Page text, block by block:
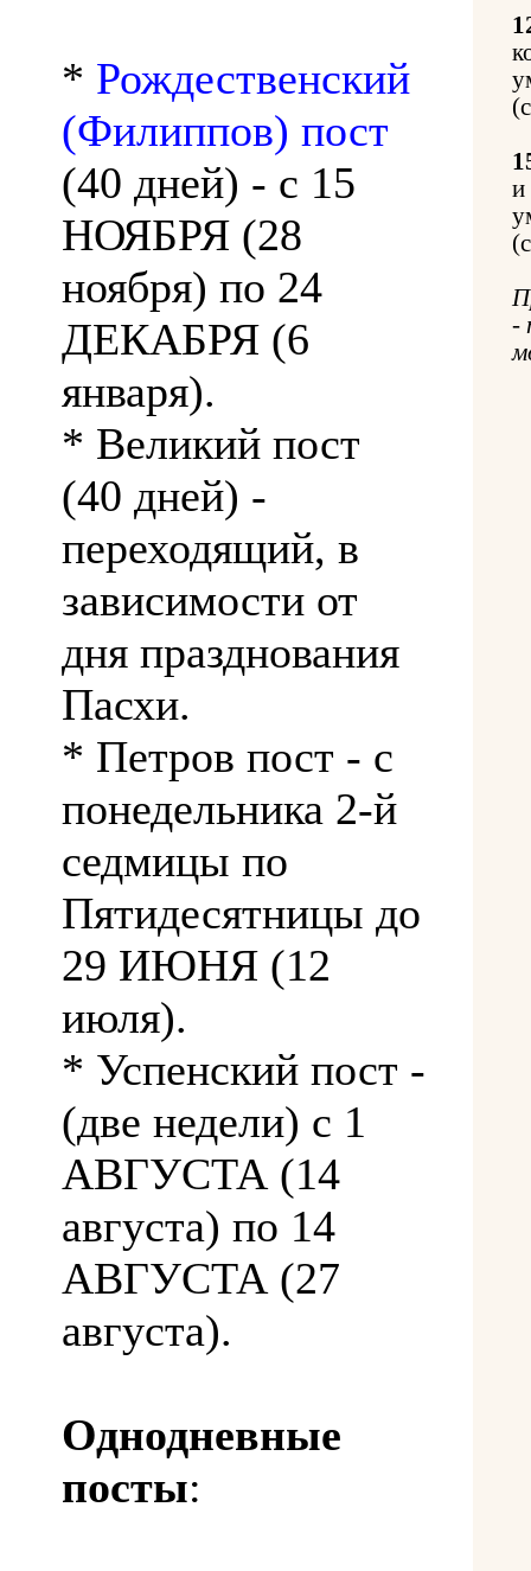
* Рождественский
(Филиппов) пост
(40 дней) - с 15
НОЯБРЯ (28
ноября) по 24
ДЕКАБРЯ (6
января).
* Великий пост
(40 дней) -
переходящий, в
зависимости от
дня празднования
Пасхи.
* Петров пост - с
понедельника 2-й
седмицы по
Пятидесятницы до
29 ИЮНЯ (12
июля).
* Успенский пост -
(две недели) с 1
АВГУСТА (14
августа) по 14
АВГУСТА (27
августа).
Однодневные
посты:
и
-